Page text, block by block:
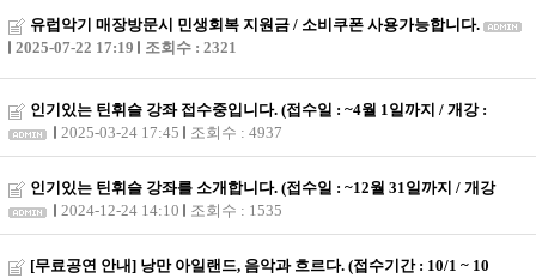
유럽악기 매장방문시 민생회복 지원금 / 소비쿠폰 사용가능합니다.
2025-07-22 17:19
조회수 : 2321
인기있는 틴휘슬 강좌 접수중입니다. (접수일 : ~4월 1일까지 / 개강 :
2025-03-24 17:45
조회수 : 4937
인기있는 틴휘슬 강좌를 소개합니다. (접수일 : ~12월 31일까지 / 개강
2024-12-24 14:10
조회수 : 1535
[무료공연 안내] 낭만 아일랜드, 음악과 흐르다. (접수기간 : 10/1 ~ 10